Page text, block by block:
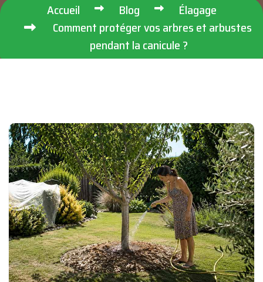
Accueil Blog
Élagage
Comment protéger vos arbres et arbustes
pendant la canicule ?